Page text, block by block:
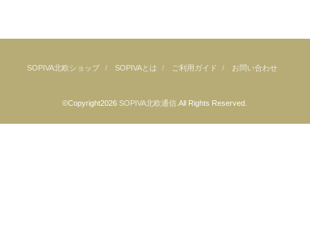
SOPIVA北欧ショップ SOPIVAとは ご利用ガイド お問い合わせ
©Copyright2026SOPIVA北欧通信 .All Rights Reserved.